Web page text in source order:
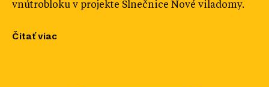
vnútrobloku v projekte Slnečnice Nové viladomy.
Čítať viac